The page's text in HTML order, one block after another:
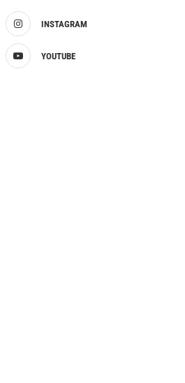
INSTAGRAM
YOUTUBE